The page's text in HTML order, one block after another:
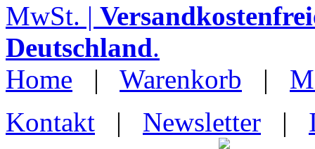
MwSt. |
Deutschland.
Home | Warenkorb |
Kontakt | Newsletter |